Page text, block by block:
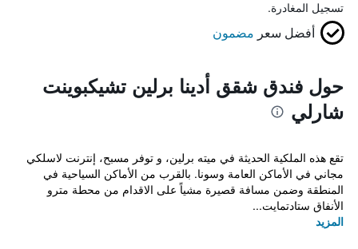
تسجيل المغادرة.
أفضل سعر مضمون
حول فندق شقق أدينا برلين تشيكبوينت
شارلي
تقع هذه الملكية الحديثة في ميته برلين، و توفر مسبح، إنترنت لاسلكي
مجاني في الأماكن العامة وسونا. بالقرب من الأماكن السياحية في
المنطقة وضمن مسافة قصيرة مشياً على الاقدام من محطة مترو
الأنفاق ستادتمايت...
المزيد